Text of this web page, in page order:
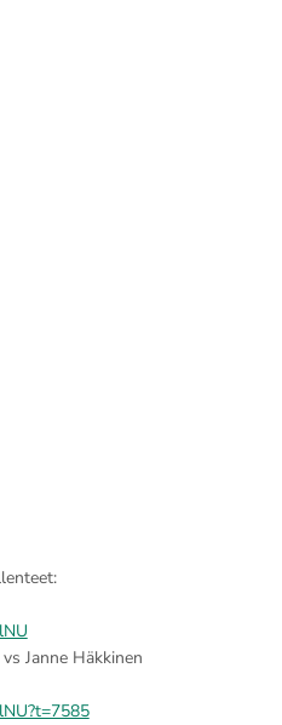
Janne Häkkinen